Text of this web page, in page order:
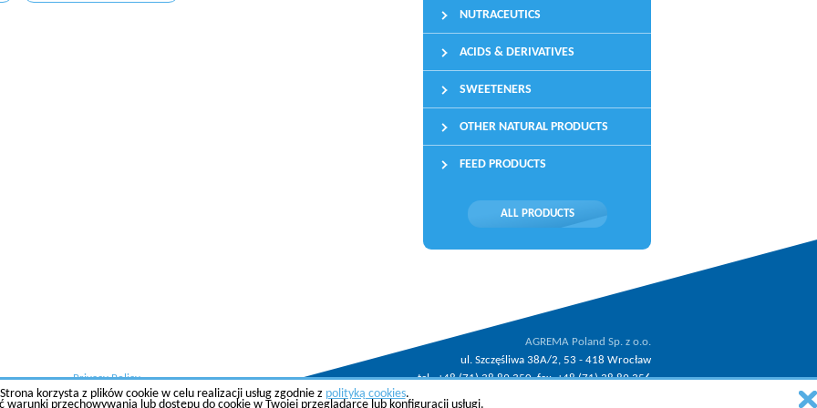
NUTRACEUTICS
ACIDS & DERIVATIVES
SWEETENERS
OTHER NATURAL PRODUCTS
FEED PRODUCTS
ALL PRODUCTS
Privacy Policy
AGREMA Poland Sp. z o.o.
ul. Szczęśliwa 38A/2, 53 - 418 Wrocław
tel.: +48 (71) 38 89 350, fax: +48 (71) 38 89 356
Strona korzysta z plików cookie w celu realizacji usług zgodnie z polityką cookies.
warunki przechowywania lub dostępu do cookie w Twojej przeglądarce lub konfiguracji usługi.